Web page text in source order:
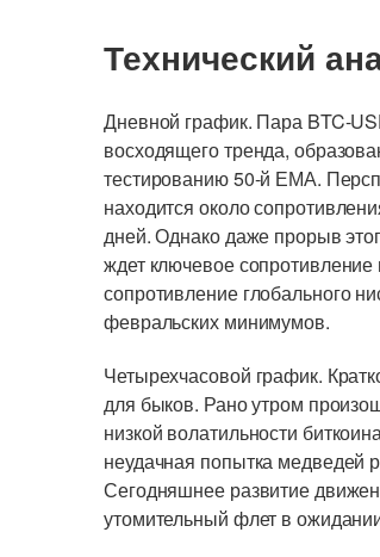
Технический
Дневной график. Пара BTC-
восходящего тренда,
тестированию 50-й ЕМА.
находится около
дней. Однако даже прорыв
ждет ключевое
сопротивление глобального
февральских минимумов.
Четырехчасовой график.
для быков. Рано утром
низкой волатильности
неудачная попытка медведей
Сегодняшнее развитие
утомительный флет в